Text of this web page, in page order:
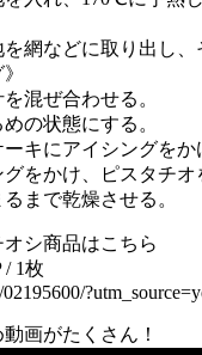
網などに取り出し、
混ぜ合わせる。
の状態にする。
キにアイシングをか
をかけ、ピスタチオ
まで乾燥させる。
シ商品はこちら
/ 1枚
画がたくさん！